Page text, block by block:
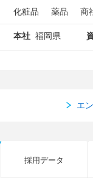
化粧品 薬品 商
本社 福岡県
エ
採用データ